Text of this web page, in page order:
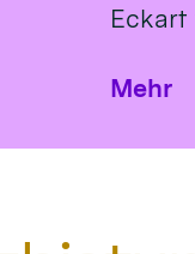
Eckart
Mehr